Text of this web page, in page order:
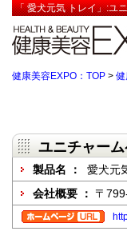
「 愛犬元気 トレイ」:ユ
健康美容EXPO：TOP >
ユニチャー
製品名 ：
愛犬元
会社概要 ： 〒